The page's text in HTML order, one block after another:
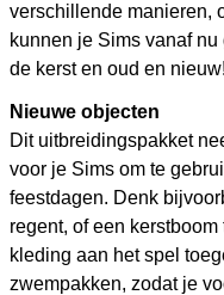
verschillende manieren,
kunnen je Sims vanaf
de kerst en oud en nieuw!
Nieuwe objecten
Dit uitbreidingspakket
voor je Sims om te
feestdagen. Denk
regent, of een
kleding aan het spel
zwempakken, zodat je